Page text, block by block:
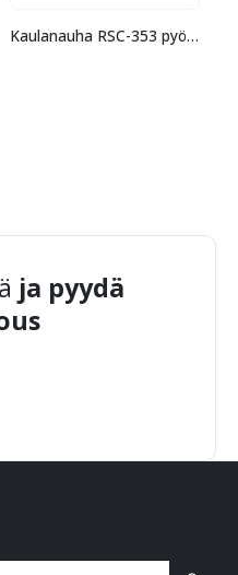
Kaulanauha RSC-353 pyöreä
ja pyydä